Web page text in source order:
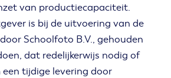
van productiecapaciteit.
is bij de uitvoering van de
Schoolfoto B.V., gehouden
dat redelijkerwijs nodig of
een tijdige levering door